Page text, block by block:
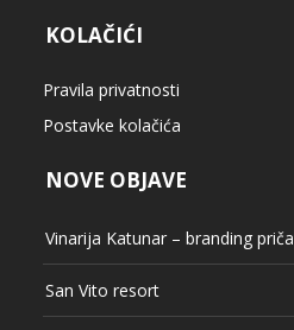
KOLAČIĆI
Pravila privatnosti
Postavke kolačića
NOVE OBJAVE
Vinarija Katunar – branding priča
San Vito resort